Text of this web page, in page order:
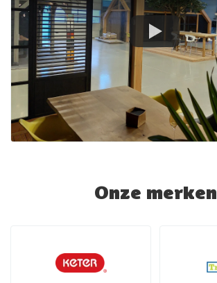
Onze merken